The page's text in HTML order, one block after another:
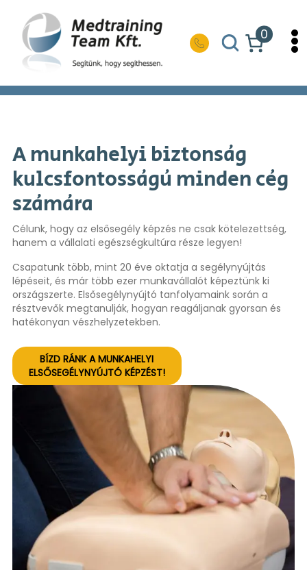
0
A munkahelyi biztonság
kulcsfontosságú minden cég
számára
Célunk, hogy az elsősegély képzés ne csak kötelezettség,
hanem a vállalati egészségkultúra része legyen!
Csapatunk több, mint 20 éve oktatja a segélynyújtás
lépéseit, és már több ezer munkavállalót képeztünk ki
országszerte. Elsősegélynyújtó tanfolyamaink során a
résztvevők megtanulják, hogyan reagáljanak gyorsan és
hatékonyan vészhelyzetekben.
BÍZD RÁNK A MUNKAHELYI
ELSŐSEGÉLYNYÚJTÓ KÉPZÉST!